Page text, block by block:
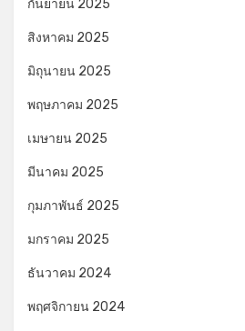
กันยายน 2025
สิงหาคม 2025
มิถุนายน 2025
พฤษภาคม 2025
เมษายน 2025
มีนาคม 2025
กุมภาพันธ์ 2025
มกราคม 2025
ธันวาคม 2024
พฤศจิกายน 2024